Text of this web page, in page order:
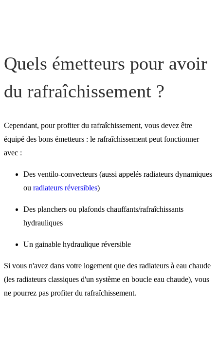
Quels émetteurs pour avoir
du rafraîchissement ?
Cependant, pour profiter du rafraîchissement, vous devez être
équipé des bons émetteurs : le rafraîchissement peut fonctionner
avec :
Des ventilo-convecteurs (aussi appelés radiateurs dynamiques
ou radiateurs réversibles)
Des planchers ou plafonds chauffants/rafraîchissants
hydrauliques
Un gainable hydraulique réversible
Si vous n'avez dans votre logement que des radiateurs à eau chaude
(les radiateurs classiques d'un système en boucle eau chaude), vous
ne pourrez pas profiter du rafraîchissement.